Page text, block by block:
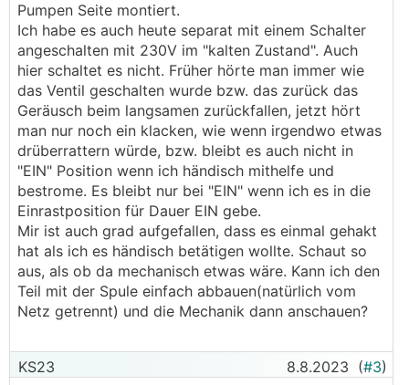
Pumpen Seite montiert.
Ich habe es auch heute separat mit einem Schalter
angeschalten mit 230V im "kalten Zustand". Auch
hier schaltet es nicht. Früher hörte man immer wie
das Ventil geschalten wurde bzw. das zurück das
Geräusch beim langsamen zurückfallen, jetzt hört
man nur noch ein klacken, wie wenn irgendwo etwas
drüberrattern würde, bzw. bleibt es auch nicht in
"EIN" Position wenn ich händisch mithelfe und
bestrome. Es bleibt nur bei "EIN" wenn ich es in die
Einrastposition für Dauer EIN gebe.
Mir ist auch grad aufgefallen, dass es einmal gehakt
hat als ich es händisch betätigen wollte. Schaut so
aus, als ob da mechanisch etwas wäre. Kann ich den
Teil mit der Spule einfach abbauen(natürlich vom
Netz getrennt) und die Mechanik dann anschauen?
KS23 8.8.2023 (#3)